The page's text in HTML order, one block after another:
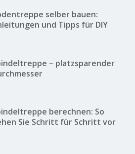
selber bauen:
und Tipps für DIY
– platzsparender
berechnen: So
Sie Schritt für Schritt vor